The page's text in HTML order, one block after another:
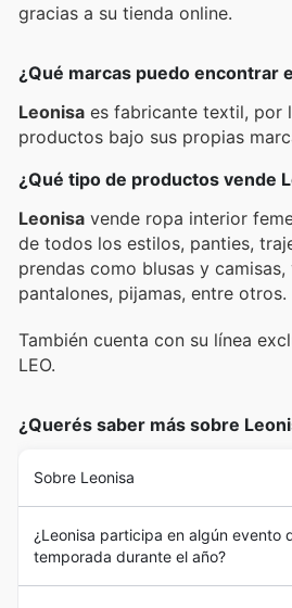
gracias a su tienda online.
¿Qué marcas puedo encontrar
Leonisa es fabricante textil, por
productos bajo sus propias
¿Qué tipo de productos vende
Leonisa vende ropa interior
de todos los estilos, panties,
prendas como blusas y camisas,
pantalones, pijamas, entre otros.
También cuenta con su línea
LEO.
¿Querés saber más sobre
Sobre Leonisa
¿Leonisa participa en algún evento
temporada durante el año?